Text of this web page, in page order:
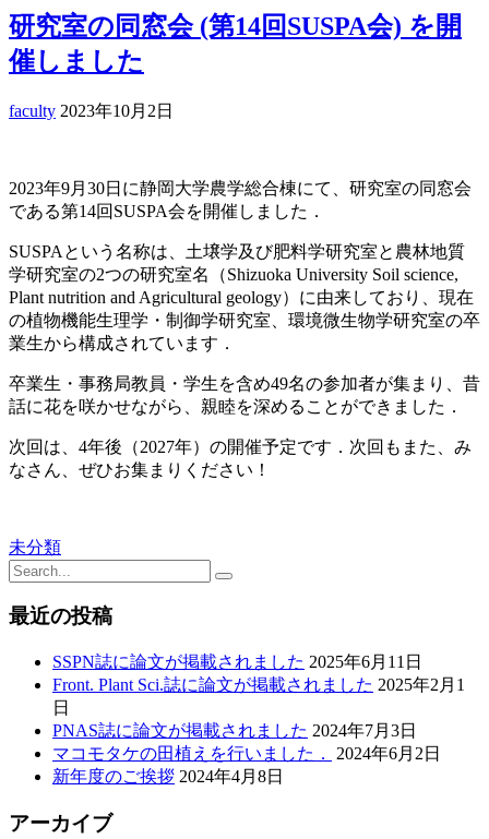
研究室の同窓会 (第14回SUSPA会) を開
催しました
faculty 2023年10月2日
2023年9月30日に静岡大学農学総合棟にて、研究室の同窓会
である第14回SUSPA会を開催しました．
SUSPA という名称は、土壌学及び肥料学研究室と農林地質
学研究室の2つの研究室名（Shizuoka University Soil science,
Plant nutrition and Agricultural geology）に由来しており、現在
の植物機能生理学・制御学研究室、環境微生物学研究室の卒
業生から構成されています．
卒業生・事務局教員・学生を含め49名の参加者が集まり、昔
話に花を咲かせながら、親睦を深めることができました．
次回は、4年後（2027年）の開催予定です．次回もまた、み
なさん、ぜひお集まりください！
未分類
最近の投稿
SSPN誌に論文が掲載されました 2025年6月11日
Front. Plant Sci.誌に論文が掲載されました 2025年2月1
日
PNAS誌に論文が掲載されました 2024年7月3日
マコモタケの田植えを行いました．
2024年6月2日
新年度のご挨拶 2024年4月8日
アーカイブ